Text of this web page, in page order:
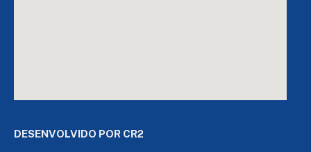
DESENVOLVIDO POR CR2